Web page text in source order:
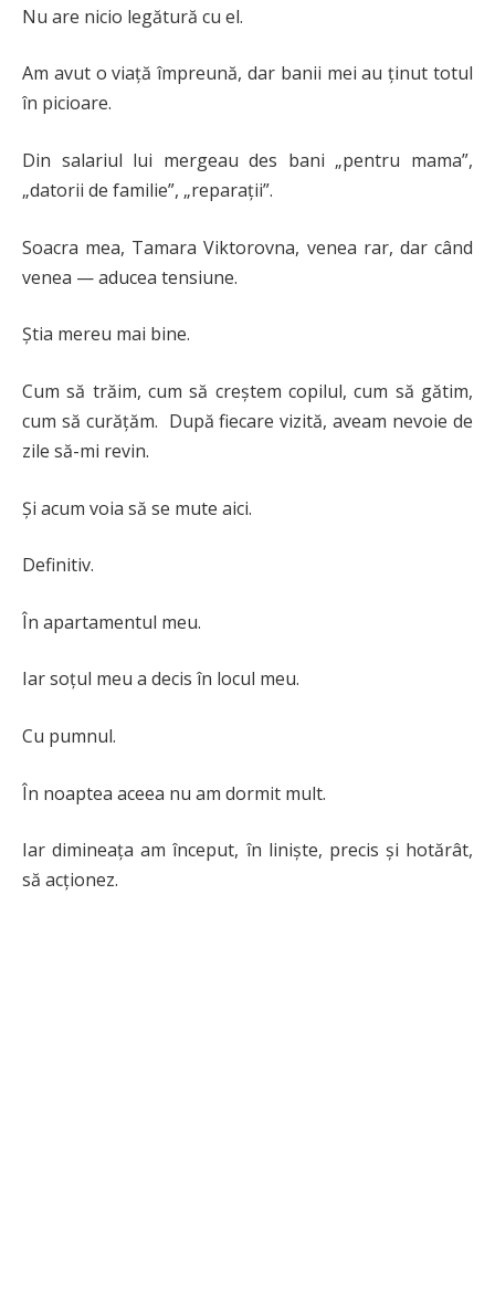
Nu are nicio legătură cu el.
Am avut o viață împreună, dar banii mei au ținut totul
în picioare.
Din salariul lui mergeau des bani „pentru mama”,
„datorii de familie”, „reparații”.
Soacra mea, Tamara Viktorovna, venea rar, dar când
venea — aducea tensiune.
Știa mereu mai bine.
Cum să trăim, cum să creștem copilul, cum să gătim,
cum să curățăm. După fiecare vizită, aveam nevoie de
zile să-mi revin.
Și acum voia să se mute aici.
Definitiv.
În apartamentul meu.
Iar soțul meu a decis în locul meu.
Cu pumnul.
În noaptea aceea nu am dormit mult.
Iar dimineața am început, în liniște, precis și hotărât,
să acționez.